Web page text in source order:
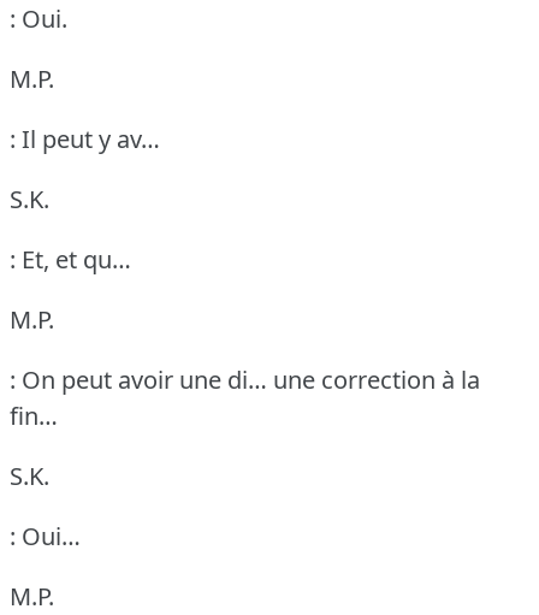
: Oui.
M.P.
: Il peut y av…
S.K.
: Et, et qu…
M.P.
: On peut avoir une di… une correction à la
fin…
S.K.
: Oui…
M.P.